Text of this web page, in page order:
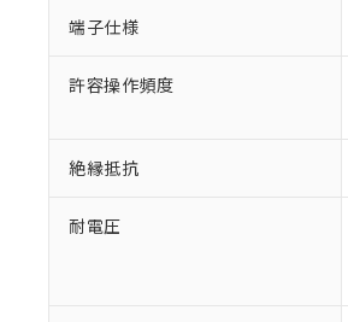
端子仕様
許容操作頻度
絶縁抵抗
耐電圧